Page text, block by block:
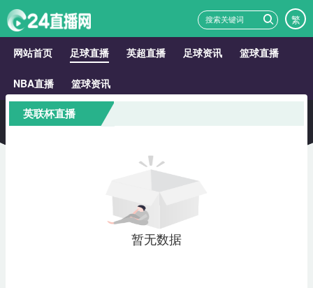
繁
网站首页 足球直播 英超直播 足球资讯 篮球直播
NBA直播 篮球资讯
英联杯直播
暂无数据